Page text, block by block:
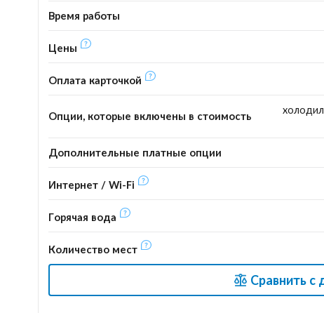
Время работы
Цены
Оплата карточкой
Опции, которые включены в стоимость
Дополнительные платные опции
Интернет / Wi-Fi
Горячая вода
Количество мест
Сравнить с